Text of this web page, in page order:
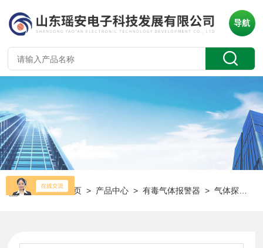
导航
当前位置：首页 > 产品中心 >有毒气体报警器 >气体探测器